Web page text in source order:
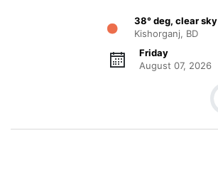
38° deg, clear sky
Kishorganj, BD
Friday
August 07, 2026